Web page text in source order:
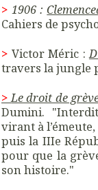
> 1906 :
Cahiers de
> Victor Méric :
travers la jungle
>Le droit de
Dumini.
virant à
puis la IIIe
pour que la
son histoire."